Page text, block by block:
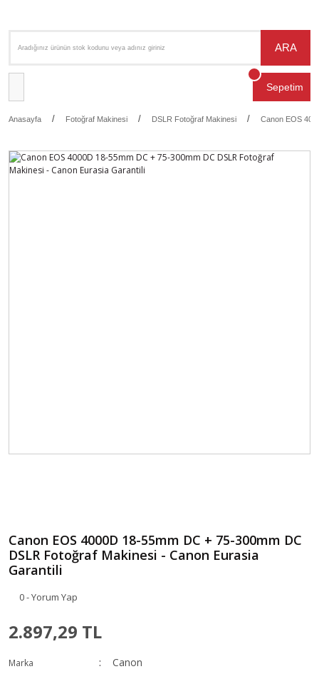
ARA
Sepetim
Anasayfa Fotoğraf Makinesi DSLR Fotoğraf Makinesi Canon EOS
Canon EOS 4000D 18-55mm DC + 75-300mm DC
DSLR Fotoğraf Makinesi - Canon Eurasia
Garantili
0 - Yorum Yap
2.897,29 TL
Marka Canon